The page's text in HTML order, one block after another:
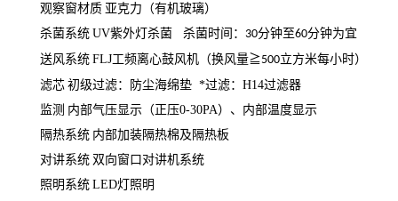
观察窗材质 亚克力（有机玻璃）
杀菌系统 UV紫外灯杀菌 杀菌时间： 30分钟至60分钟为宜
送风系统 FLJ工频离心鼓风机（换风量≧500立方米每小时）
滤芯 初级过滤：防尘海绵垫 *过滤：H14过滤器
监测 内部气压显示（正压0-30PA）、内部温度显示
隔热系统 内部加装隔热棉及隔热板
对讲系统 双向窗口对讲机系统
照明系统 LED灯照明